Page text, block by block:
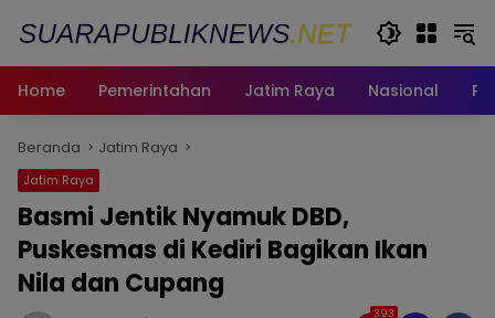
Home
Pemerintahan Jatim Raya Nasional
Beranda Jatim Raya
Jatim Raya
Basmi Jentik Nyamuk DBD,
Puskesmas di Kediri Bagikan Ikan
Nila dan Cupang
393